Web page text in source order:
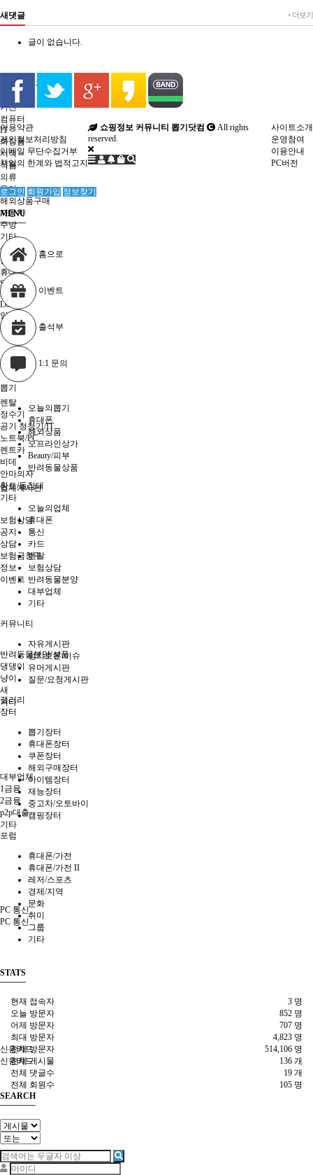
업체게시판
오늘의 업체
가전
컴퓨터
IT
화장품
서적
식품
의류
육아
해외상품구매
자동차
주방
기타
생활
공구
휴대폰
SKT
KT
LGU +
알뜰폰
기타
렌탈
정수기
공기 청청기/IT
노트북/PC
렌트카
비데
안마의자
황토/돌침대
기타
보험상담
공지
상담
보험금청구
정보
이벤트
반려동물분양/상품
댕댕이
냥이
새
기타
대부업체
1금융
2금융
p2p대출
기타
PC 통신
PC 통신
신용카드
신용카드
+ 더보기
새댓글
글이 없습니다.
이용약관
개인정보처리방침
이메일 무단수집거부
책임의 한계와 법적고지
사이트소개
운영참여
이용안내
PC버전
쇼핑정보 커뮤니티 뽑기닷컴
All rights
reserved.
로그인 회원가입 정보찾기
MENU
홈으로
이벤트
출석부
1:1 문의
뽑기
오늘의뽑기
휴대폰
해외상품
오프라인상가
Beauty/피부
반려동물상품
업체게시판
오늘의업체
휴대폰
통신
카드
렌탈
보험상담
반려동물분양
대부업체
기타
커뮤니티
자유게시판
정치토론/이슈
유머게시판
질문/요청게시판
갤러리
장터
뽑기장터
휴대폰장터
쿠폰장터
해외구매장터
아이템장터
재능장터
중고차/오토바이
캠핑장터
포럼
휴대폰/가전
휴대폰/가전 II
레저/스포츠
경제/지역
문화
취미
그룹
기타
STATS
3 명
현재 접속자
852 명
오늘 방문자
707 명
어제 방문자
4,823 명
최대 방문자
514,106 명
전체 방문자
136 개
전체 게시물
19 개
전체 댓글수
105 명
전체 회원수
SEARCH